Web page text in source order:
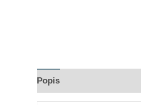
Popis